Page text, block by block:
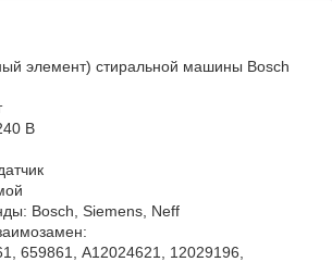
элемент) стиральной машины Bosch
В
Bosch, Siemens, Neff
659861, A12024621, 12029196,